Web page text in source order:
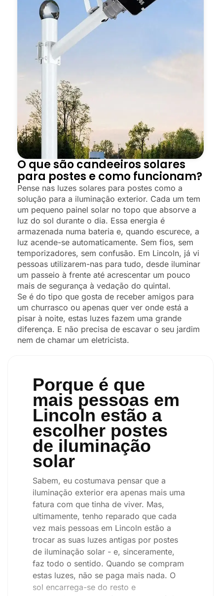
O que são candeeiros solares
para postes e como funcionam?
Pense nas luzes solares para postes como a
solução para a iluminação exterior. Cada um tem
um pequeno painel solar no topo que absorve a
luz do sol durante o dia. Essa energia é
armazenada numa bateria e, quando escurece, a
luz acende-se automaticamente. Sem fios, sem
temporizadores, sem confusão. Em Lincoln, já vi
pessoas utilizarem-nas para tudo, desde iluminar
um passeio à frente até acrescentar um pouco
mais de segurança à vedação do quintal.
Se é do tipo que gosta de receber amigos para
um churrasco ou apenas quer ver onde está a
pisar à noite, estas luzes fazem uma grande
diferença. E não precisa de escavar o seu jardim
nem de chamar um eletricista.
Porque é que
mais pessoas em
Lincoln estão a
escolher postes
de iluminação
solar
Sabem, eu costumava pensar que a
iluminação exterior era apenas mais uma
fatura com que tinha de viver. Mas,
ultimamente, tenho reparado que cada
vez mais pessoas em Lincoln estão a
trocar as suas luzes antigas por postes
de iluminação solar - e, sinceramente,
faz todo o sentido. Quando se compram
estas luzes, não se paga mais nada. O
sol encarrega-se do resto e